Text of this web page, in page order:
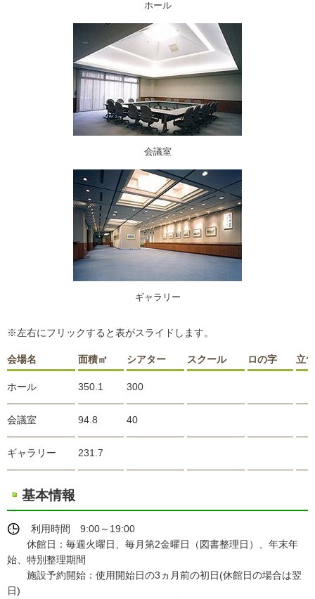
ホール
会議室
ギャラリー
※左右にフリックすると表がスライドします。
会場名 面積㎡ シアター スクール ロの字 立食
ホール 350.1 300
会議室 94.8 40
ギャラリー 231.7
基本情報
利用時間 9:00～19:00
休館日：毎週火曜日、毎月第2金曜日（図書整理日）、年末年
始、特別整理期間
施設予約開始：使用開始日の3ヵ月前の初日(休館日の場合は翌
日)